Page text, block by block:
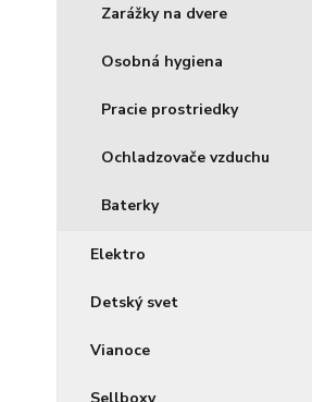
Zarážky na dvere
Osobná hygiena
Pracie prostriedky
Ochladzovače vzduchu
Baterky
Elektro
Detský svet
Vianoce